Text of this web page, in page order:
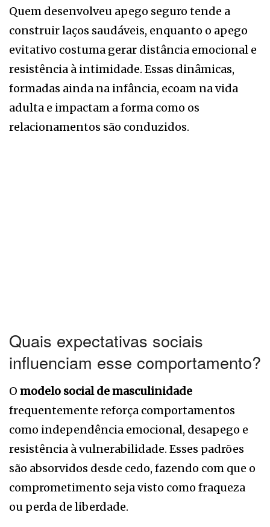
Quem desenvolveu apego seguro tende a
construir laços saudáveis, enquanto o apego
evitativo costuma gerar distância emocional e
resistência à intimidade. Essas dinâmicas,
formadas ainda na infância, ecoam na vida
adulta e impactam a forma como os
relacionamentos são conduzidos.
Quais expectativas sociais
influenciam esse comportamento?
O modelo social de masculinidade
frequentemente reforça comportamentos
como independência emocional, desapego e
resistência à vulnerabilidade. Esses padrões
são absorvidos desde cedo, fazendo com que o
comprometimento seja visto como fraqueza
ou perda de liberdade.